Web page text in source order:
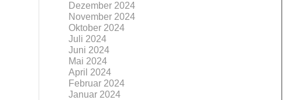
Dezember 2024
November 2024
Oktober 2024
Juli 2024
Juni 2024
Mai 2024
April 2024
Februar 2024
Januar 2024